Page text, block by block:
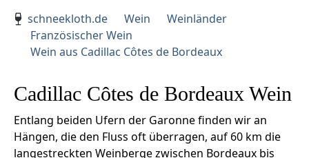
schneekloth.de
Wein
Weinländer
Französischer Wein
Wein aus Cadillac Côtes de Bordeaux
Cadillac Côtes de Bordeaux Wein
Entlang beiden Ufern der Garonne finden wir an
Hängen, die den Fluss oft überragen, auf 60 km die
langestreckten Weinberge zwischen Bordeaux bis